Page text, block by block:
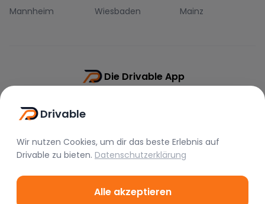
Mannheim
Wiesbaden Mainz
Die Drivable App
Drivable
Wir nutzen Cookies, um dir das beste Erlebnis auf
Drivable zu bieten. Datenschutzerklärung
Alle akzeptieren